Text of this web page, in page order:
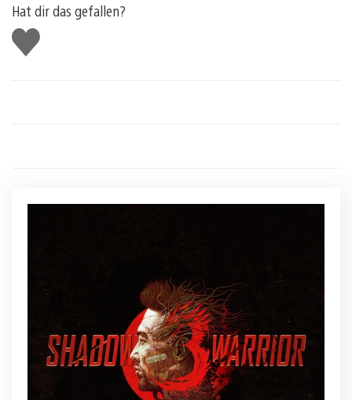
Hat dir das gefallen?
Gefällt
mir